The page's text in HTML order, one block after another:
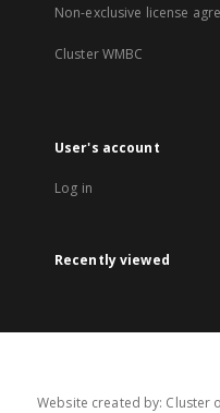
Non-exclusive license
Cluster WMBC
User's account
Log in
Recently viewed
Website created by: Cluster